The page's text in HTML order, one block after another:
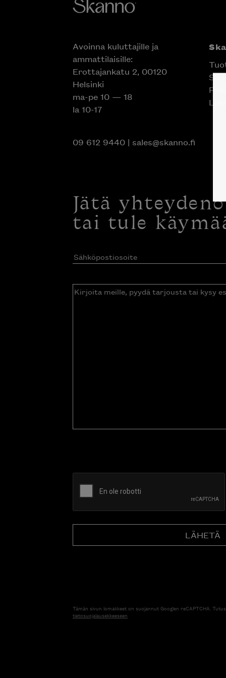
Avoinna kuluttajille ja
ammattilaisille:
Erottajankatu 2, 00120
Helsinki
ma-pe 10 — 18
la 10-17
09 612 9440| sales@skanno.fi
Jätä
tai tule
Sähköpostiosoite(Pakollinen)
Kirjoita
Tämän sivun lomakkeet on suojannut Googlen reCAPTCHA.
tietosuojalausekkeeseen